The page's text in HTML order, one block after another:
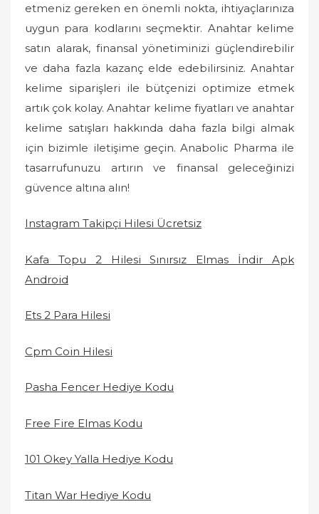
etmeniz gereken en önemli nokta, ihtiyaçlarınıza
uygun para kodlarını seçmektir. Anahtar kelime
satın alarak, finansal yönetiminizi güçlendirebilir
ve daha fazla kazanç elde edebilirsiniz. Anahtar
kelime siparişleri ile bütçenizi optimize etmek
artık çok kolay. Anahtar kelime fiyatları ve anahtar
kelime satışları hakkında daha fazla bilgi almak
için bizimle iletişime geçin. Anabolic Pharma ile
tasarrufunuzu artırın ve finansal geleceğinizi
güvence altına alın!
Instagram Takipçi Hilesi Ücretsiz
Kafa Topu 2 Hilesi Sınırsız Elmas İndir Apk
Android
Ets 2 Para Hilesi
Cpm Coin Hilesi
Pasha Fencer Hediye Kodu
Free Fire Elmas Kodu
101 Okey Yalla Hediye Kodu
Titan War Hediye Kodu